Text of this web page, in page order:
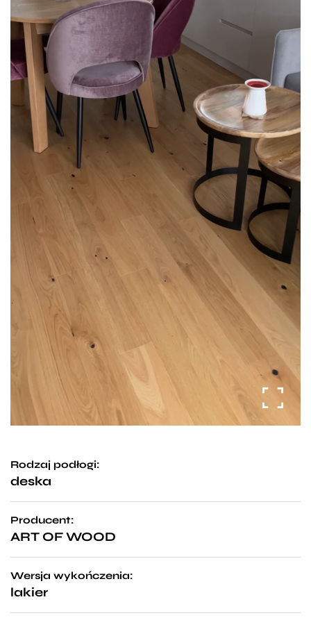
Rodzaj podłogi:
deska
Producent:
ART OF WOOD
Wersja wykończenia:
lakier